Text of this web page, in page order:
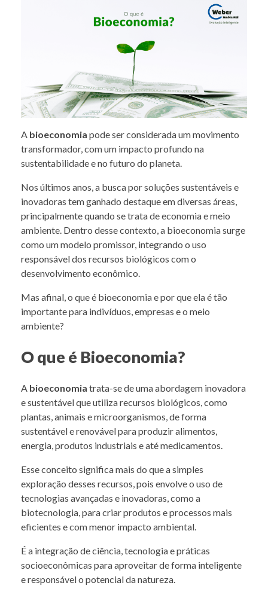
A bioeconomia pode ser considerada um movimento
transformador, com um impacto profundo na
sustentabilidade e no futuro do planeta.
Nos últimos anos, a busca por soluções sustentáveis e
inovadoras tem ganhado destaque em diversas áreas,
principalmente quando se trata de economia e meio
ambiente. Dentro desse contexto, a bioeconomia surge
como um modelo promissor, integrando o uso
responsável dos recursos biológicos com o
desenvolvimento econômico.
Mas afinal, o que é bioeconomia e por que ela é tão
importante para indivíduos, empresas e o meio
ambiente?
O que é Bioeconomia?
A bioeconomia trata-se de uma abordagem inovadora
e sustentável que utiliza recursos biológicos, como
plantas, animais e microorganismos, de forma
sustentável e renovável para produzir alimentos,
energia, produtos industriais e até medicamentos.
Esse conceito significa mais do que a simples
exploração desses recursos, pois envolve o uso de
tecnologias avançadas e inovadoras, como a
biotecnologia, para criar produtos e processos mais
eficientes e com menor impacto ambiental.
É a integração de ciência, tecnologia e práticas
socioeconômicas para aproveitar de forma inteligente
e responsável o potencial da natureza.